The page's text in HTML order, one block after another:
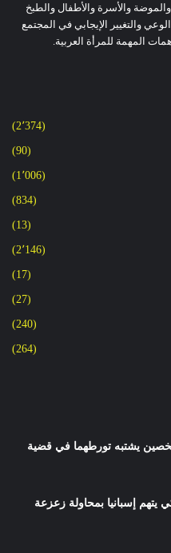
والأسرة والأطفال والطبخ
والتغيير الإيجابي في المجتمع
المهمة للمرأة العربية.
(2٬374)
(90)
(1٬006)
(834)
(13)
(2٬146)
(17)
(27)
(240)
(264)
يشتبه تورطهما في قضية
إسبانيا بمحاولة زعزعة